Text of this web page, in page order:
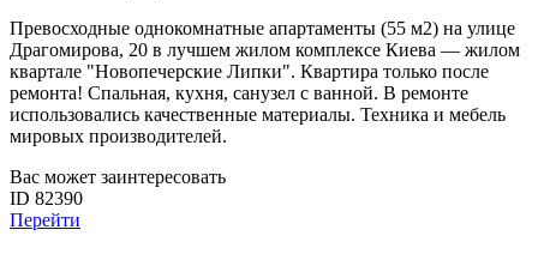
Превосходные однокомнатные апартаменты (55 м2) на улице
Драгомирова, 20 в лучшем жилом комплексе Киева — жилом
квартале "Новопечерские Липки". Квартира только после
ремонта! Спальная, кухня, санузел с ванной. В ремонте
использовались качественные материалы. Техника и мебель
мировых производителей.
Вас может заинтересовать
ID 82390
Перейти